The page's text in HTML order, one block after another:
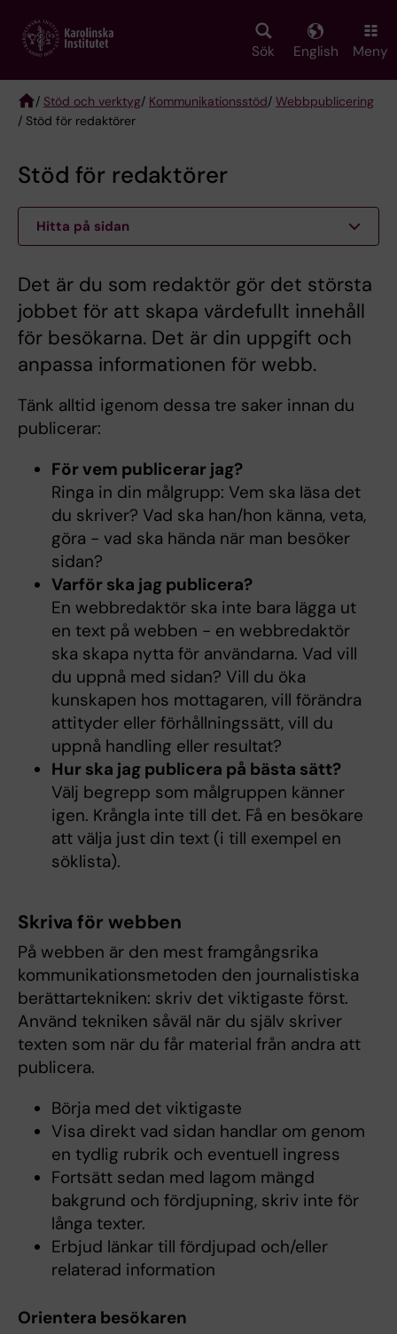
main
Sök English Meny
Breadcrumb
/ Stöd och verktyg/ Kommunikationsstöd/ Webbpublicering
/ Stöd för redaktörer
Stöd för redaktörer
Hitta på sidan
Det är du som redaktör gör det största
jobbet för att skapa värdefullt innehåll
för besökarna. Det är din uppgift och
anpassa informationen för webb.
Tänk alltid igenom dessa tre saker innan du
publicerar:
För vem publicerar jag?
Ringa in din målgrupp: Vem ska läsa det
du skriver? Vad ska han/hon känna, veta,
göra - vad ska hända när man besöker
sidan?
Varför ska jag publicera?
En webbredaktör ska inte bara lägga ut
en text på webben - en webbredaktör
ska skapa nytta för användarna. Vad vill
du uppnå med sidan? Vill du öka
kunskapen hos mottagaren, vill förändra
attityder eller förhållningssätt, vill du
uppnå handling eller resultat?
Hur ska jag publicera på bästa sätt?
Välj begrepp som målgruppen känner
igen. Krångla inte till det. Få en besökare
att välja just din text (i till exempel en
söklista).
Skriva för webben
På webben är den mest framgångsrika
kommunikationsmetoden den journalistiska
berättartekniken: skriv det viktigaste först.
Använd tekniken såväl när du själv skriver
texten som när du får material från andra att
publicera.
Börja med det viktigaste
Visa direkt vad sidan handlar om genom
en tydlig rubrik och eventuell ingress
Fortsätt sedan med lagom mängd
bakgrund och fördjupning, skriv inte för
långa texter.
Erbjud länkar till fördjupad och/eller
relaterad information
Orientera besökaren